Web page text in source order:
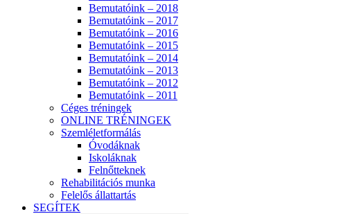
Bemutatóink – 2018
Bemutatóink – 2017
Bemutatóink – 2016
Bemutatóink – 2015
Bemutatóink – 2014
Bemutatóink – 2013
Bemutatóink – 2012
Bemutatóink – 2011
Céges tréningek
ONLINE TRÉNINGEK
Szemléletformálás
Óvodáknak
Iskoláknak
Felnőtteknek
Rehabilitációs munka
Felelős állattartás
SEGÍTEK